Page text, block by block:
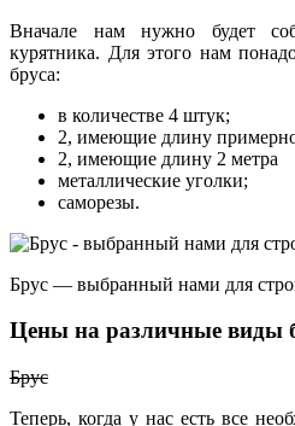
Вначале нам нужно будет
курятника. Для этого нам
бруса:
в количестве 4 штук;
2, имеющие длину
2, имеющие длину 2 метра
металлические уголки;
саморезы.
Брус — выбранный нами для
Цены на различные виды
Брус
Теперь, когда у нас есть все